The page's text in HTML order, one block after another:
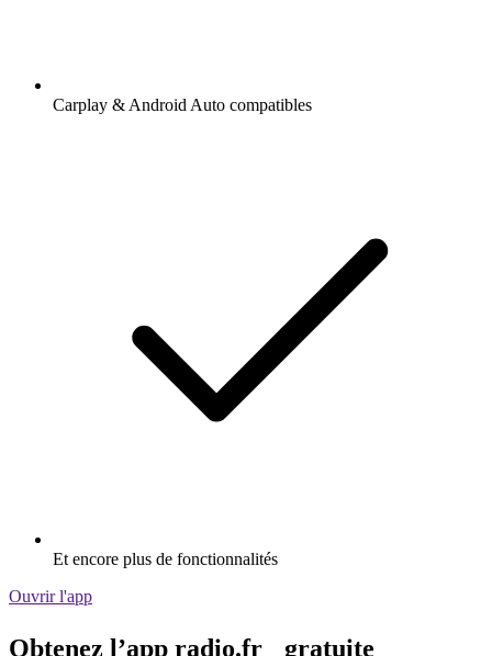
Carplay & Android Auto compatibles
Et encore plus de fonctionnalités
Ouvrir l'app
Obtenez l’app radio.fr gratuite